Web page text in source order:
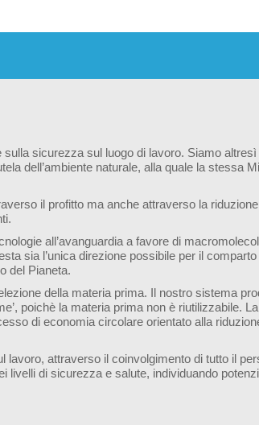
sicurezza sul luogo di lavoro. Siamo
dell’ambiente naturale, alla quale la stessa
il profitto ma anche attraverso la riduzione
all’avanguardia a favore di
sia l’unica direzione possibile per il
del Pianeta.
della materia prima. Il nostro sistema
poichè la materia prima non è riutilizzabile. La
di economia circolare orientato alla
attraverso il coinvolgimento di tutto il
livelli di sicurezza e salute, individuando